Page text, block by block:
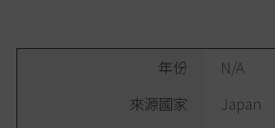
年份
N/A
來源國家
Japan